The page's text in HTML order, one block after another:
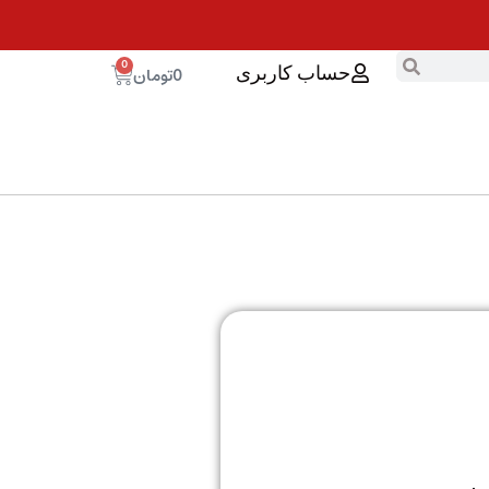
حساب کاربری 0تومان 0